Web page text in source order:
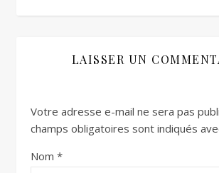
LAISSER UN
Votre adresse e-mail ne sera pas
champs obligatoires sont indiqués
Nom *